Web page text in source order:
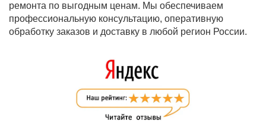
ремонта по выгодным ценам. Мы обеспечиваем
профессиональную консультацию, оперативную
обработку заказов и доставку в любой регион России.